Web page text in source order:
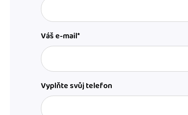
Váš e-mail*
Vyplňte svůj telefon